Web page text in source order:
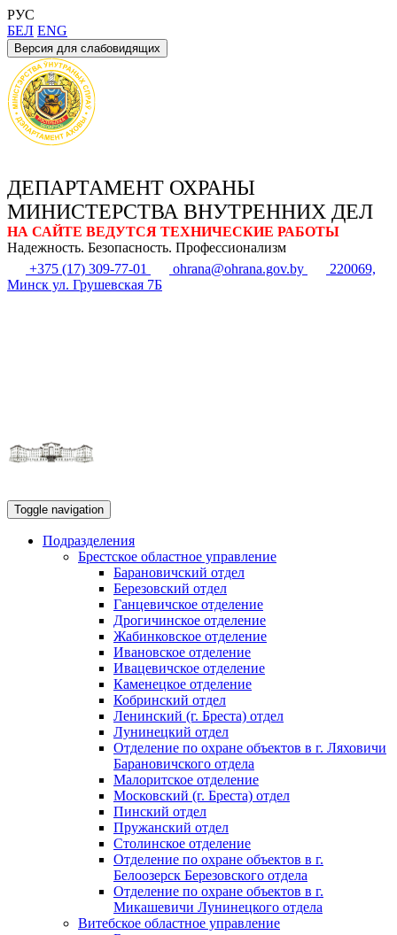
РУС
БЕЛ ENG
Версия для слабовидящих
ДЕПАРТАМЕНТ ОХРАНЫ
МИНИСТЕРСТВА ВНУТРЕННИХ ДЕЛ
НА САЙТЕ ВЕДУТСЯ ТЕХНИЧЕСКИЕ РАБОТЫ
Надежность. Безопасность. Профессионализм
+375 (17) 309-77-01
ohrana@ohrana.gov.by
220069,
Минск ул. Грушевская 7Б
Toggle navigation
Подразделения
Брестское областное управление
Барановичский отдел
Березовский отдел
Ганцевичское отделение
Дрогичинское отделение
Жабинковское отделение
Ивановское отделение
Ивацевичское отделение
Каменецкое отделение
Кобринский отдел
Ленинский (г. Бреста) отдел
Лунинецкий отдел
Отделение по охране объектов в г. Ляховичи
Барановичского отдела
Малоритское отделение
Московский (г. Бреста) отдел
Пинский отдел
Пружанский отдел
Столинское отделение
Отделение по охране объектов в г.
Белоозерск Березовского отдела
Отделение по охране объектов в г.
Микашевичи Лунинецкого отдела
Витебское областное управление